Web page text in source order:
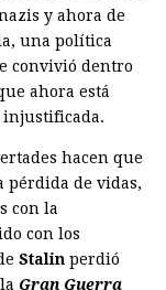
y ahora de
una política
convivió dentro
ahora está
hacen que
pérdida de vidas,
con la
con los
Stalin perdió
Gran Guerra